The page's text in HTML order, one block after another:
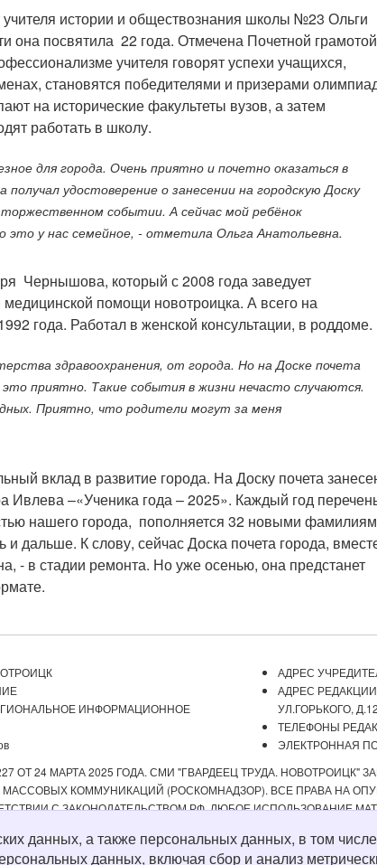
истории и обществознания школы №23 Ольги
она посвятила 22 года. Отмечена Почетной грамотой
учителя говорят успехи учащихся,
становятся победителями и призерами
на исторические факультеты вузов, а затем
работать в школу.
для города. Очень приятно и почетно оказаться в
удостоверение о занесении на городскую Доску
событии. А сейчас мой ребёнок
это у нас семейное, - отметила Ольга Анатольевна.
Чернышова, который с 2008 года заведует
помощи новотроицка. А всего на
года. Работал в женской консультации, в роддоме.
здравоохранения, от города. Но на Доске почета
приятно. Такие события в жизни нечасто случаются.
Приятно, что родители могут за меня
вклад в развитие города. На Доску почета
–«Ученика года – 2025». Каждый год
нашего города, пополняется 32 новыми
дальше. К слову, сейчас Доска почета города,
- в стадии ремонта. Но уже осенью, она предстанет
ИНФОРМАЦИОННОЕ
АДРЕС
АДРЕС
УЛ.ГОРЬКОГО,
ТЕЛЕФОНЫ
ЭЛЕКТРОННАЯ
ОТ 24 МАРТА 2025 ГОДА. СМИ "ГВАРДЕЕЦ ТРУДА.
КОММУНИКАЦИЙ (РОСКОМНАДЗОР). ВСЕ ПРАВА НА
С ЗАКОНОДАТЕЛЬСТВОМ РФ. ЛЮБОЕ ИСПОЛЬЗОВАНИЕ
ЗА СОДЕРЖАНИЕ ВЕБ-САЙТОВ, НА КОТОРЫЕ ДАНЫ
данных, а также персональных данных, в том
данных, включая сбор и анализ